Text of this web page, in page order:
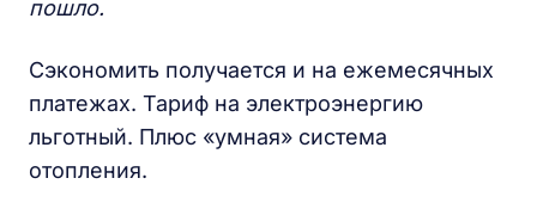
пошло.
Сэкономить получается и на ежемесячных
платежах. Тариф на электроэнергию
льготный. Плюс «умная» система
отопления.